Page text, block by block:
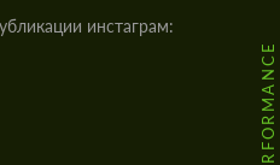
инстаграм: